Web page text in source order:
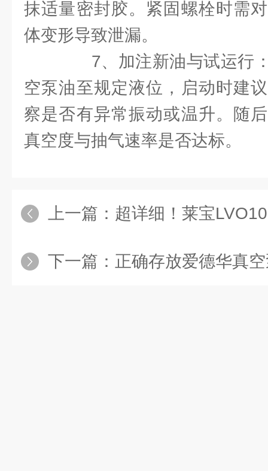
抹适量密封胶。紧固螺栓时需
体变形导致泄漏。
7、加注新油与试运行：
空泵油至规定液位，启动时建
察是否有异常振动或温升。随
真空度与抽气速率是否达标。
上一篇： 超详细！莱宝LVO100真空
下一篇： 正确存放爱德华真空泵油ul20